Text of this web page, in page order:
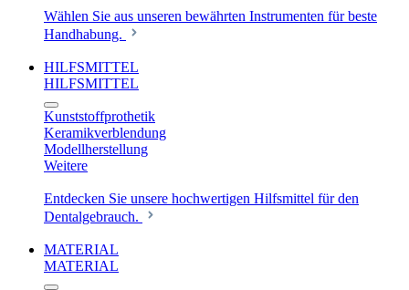
Wählen Sie aus unseren bewährten Instrumenten für beste
Handhabung.
HILFSMITTEL
HILFSMITTEL
Kunststoffprothetik
Keramikverblendung
Modellherstellung
Weitere
Entdecken Sie unsere hochwertigen Hilfsmittel für den
Dentalgebrauch.
MATERIAL
MATERIAL